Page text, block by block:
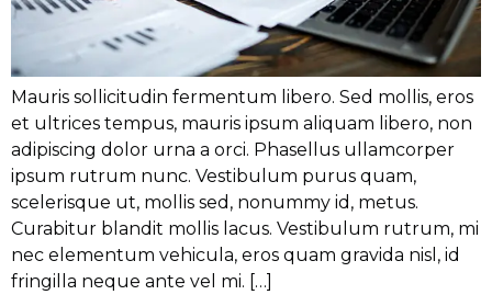
Mauris sollicitudin fermentum libero. Sed mollis, eros
et ultrices tempus, mauris ipsum aliquam libero, non
adipiscing dolor urna a orci. Phasellus ullamcorper
ipsum rutrum nunc. Vestibulum purus quam,
scelerisque ut, mollis sed, nonummy id, metus.
Curabitur blandit mollis lacus. Vestibulum rutrum, mi
nec elementum vehicula, eros quam gravida nisl, id
fringilla neque ante vel mi. […]